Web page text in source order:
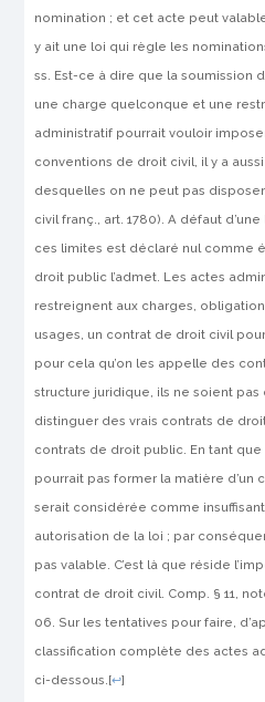
nomination ; et cet acte peut
y ait une loi qui règle les
ss. Est-ce à dire que la soumission
une charge quelconque et une
administratif pourrait vouloir
conventions de droit civil, il y a
desquelles on ne peut pas
civil franç., art. 1780). A défaut
ces limites est déclaré nul comme
droit public l’admet. Les actes
restreignent aux charges,
usages, un contrat de droit civil
pour cela qu’on les appelle des
structure juridique, ils ne soient pas
distinguer des vrais contrats de
contrats de droit public. En tant que
pourrait pas former la matière d’un
serait considérée comme
autorisation de la loi ; par
pas valable. C’est là que réside
contrat de droit civil. Comp. § 11,
Sur les tentatives pour faire,
classifica­tion complète des actes
ci-dessous.[↩]